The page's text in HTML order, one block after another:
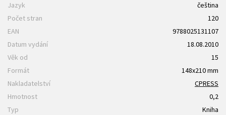
Jazyk
čeština
Počet stran
120
EAN
9788025131107
Datum vydání
18.08.2010
Věk od
15
Formát
148x210 mm
Nakladatelství
CPRESS
Hmotnost
0,2
Typ
Kniha